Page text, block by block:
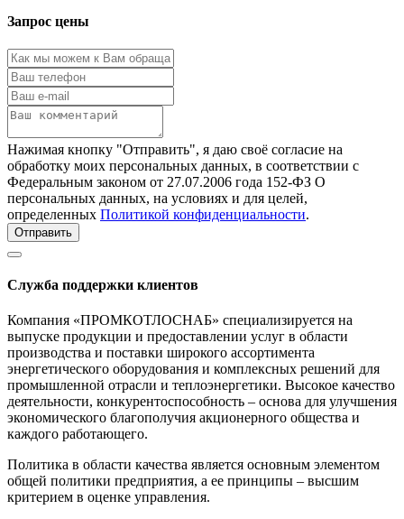
Запрос цены
Нажимая кнопку "Отправить", я даю своё согласие на
обработку моих персональных данных, в соответствии с
Федеральным законом от 27.07.2006 года 152-ФЗ О
персональных данных, на условиях и для целей,
определенных Политикой конфиденциальности.
Отправить
Служба поддержки клиентов
Компания «ПРОМКОТЛОСНАБ» специализируется на
выпуске продукции и предоставлении услуг в области
производства и поставки широкого ассортимента
энергетического оборудования и комплексных решений для
промышленной отрасли и теплоэнергетики. Высокое качество
деятельности, конкурентоспособность – основа для улучшения
экономического благополучия акционерного общества и
каждого работающего.
Политика в области качества является основным элементом
общей политики предприятия, а ее принципы – высшим
критерием в оценке управления.